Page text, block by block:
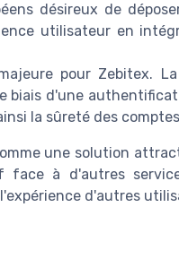
désireux de
utilisateur en
pour Zebitex.
biais d'une
la sûreté des
une solution
à d'autres
d'autres